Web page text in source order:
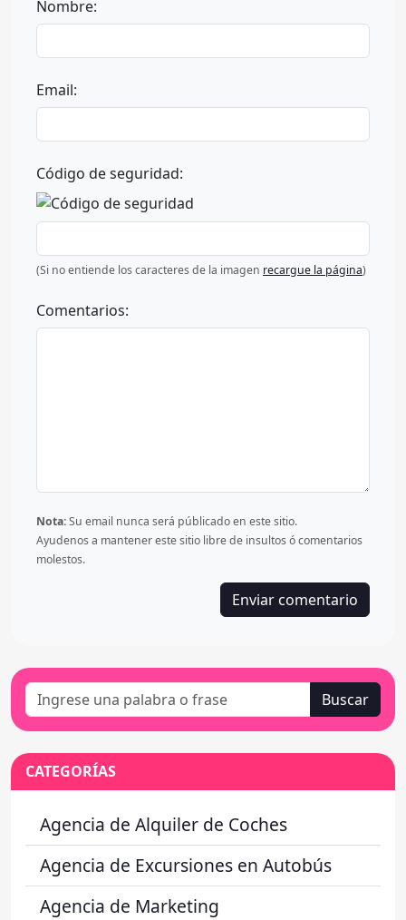
Nombre:
Email:
Código de seguridad:
(Si no entiende los caracteres de la imagen recargue la página)
Comentarios:
Nota:Su email nunca será públicado en este sitio.
Ayudenos a mantener este sitio libre de insultos ó comentarios
molestos.
Buscar
CATEGORÍAS
Agencia de Alquiler de Coches
Agencia de Excursiones en Autobús
Agencia de Marketing